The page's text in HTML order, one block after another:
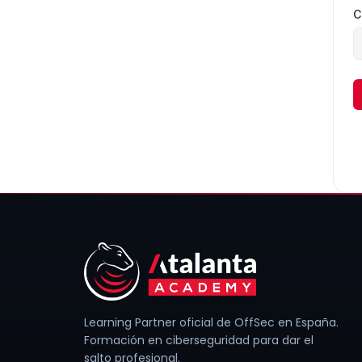
Learning Partner oficial de OffSec en España.
Formación en ciberseguridad para dar el
salto profesional.